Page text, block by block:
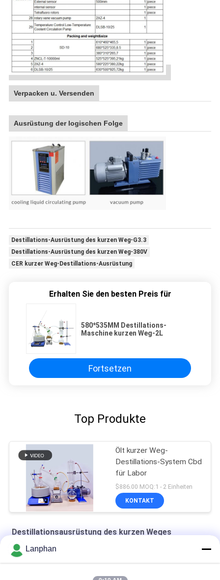
Verpacken u. Versenden
Ausrüstung der logischen Folge
Destillations-Ausrüstung des kurzen Weg-G3.3
Destillations-Ausrüstung des kurzen Weg-380V
CER kurzer Weg-Destillations-Ausrüstung
Erhalten Sie den besten Preis für
580*535MM Destillations-
Maschine kurzen Weg-2L
Fortsetzen
Top Produkte
Ölt kurzer Weg-
Destillations-System Cbd
für Labor
$886.00 MOQ:1 - 2 Einheiten
KONTAKT
Destillationsausrüstung des kurzen Weges
Destillations-Ausrüstung des kurzen Weg-250W
Lanphan